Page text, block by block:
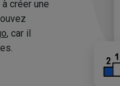
créer une
, car il